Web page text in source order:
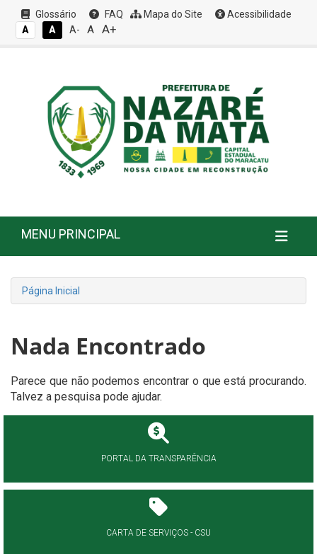
Glossário FAQ Mapa do Site
Acessibilidade
A
A A- A A+
MENU PRINCIPAL
Página Inicial
Nada Encontrado
Parece que não podemos encontrar o que está procurando.
Talvez a pesquisa pode ajudar.
PORTAL DA TRANSPARÊNCIA
CARTA DE SERVIÇOS - CSU